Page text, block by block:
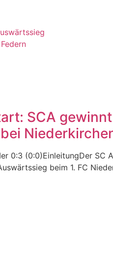
SCA
0:3 (0:0)EinleitungDer SC
beim 1. FC